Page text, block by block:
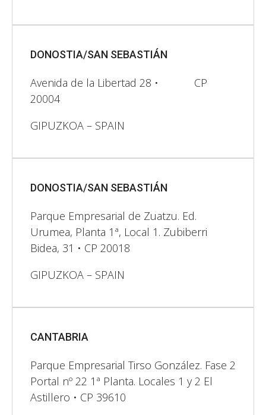
DONOSTIA/SAN SEBASTIÁN
Avenida de la Libertad 28​ • CP
20004
GIPUZKOA – SPAIN
DONOSTIA/SAN SEBASTIÁN
Parque Empresarial de Zuatzu. Ed.
Urumea, Planta 1ª, Local 1. Zubiberri
Bidea, 31 • CP 20018
GIPUZKOA – SPAIN
CANTABRIA
Parque Empresarial Tirso González. Fase 2
Portal nº 22 1ª Planta. Locales 1 y 2 El
Astillero • CP 39610